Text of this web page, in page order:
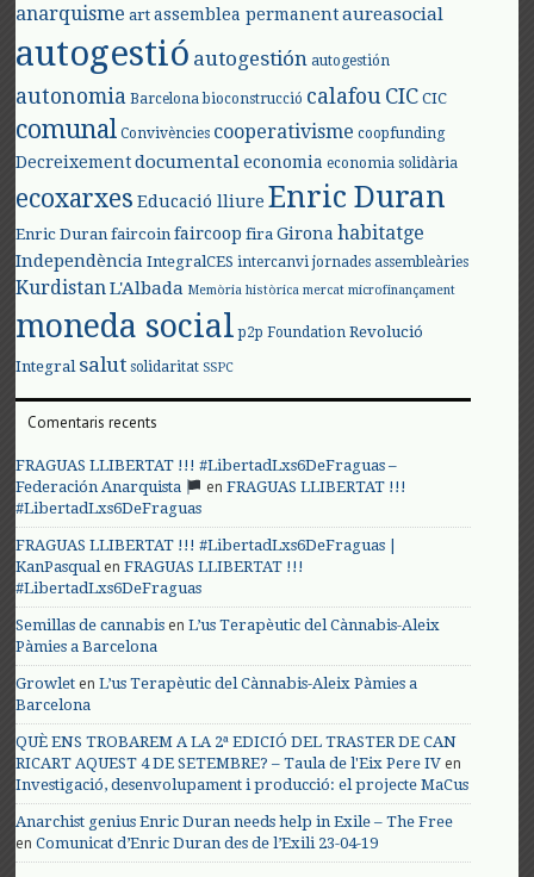
anarquisme art assemblea permanent aureasocial
autogestió autogestión autogestión
autonomia Barcelona bioconstrucció calafouCIC CIC
comunal Convivències cooperativisme coopfunding
Decreixement documental economia economia solidària
ecoxarxes Educació lliure Enric Duran
Enric Duran faircoin faircoop fira Girona habitatge
Independència IntegralCES intercanvi jornades assembleàries
KurdistanL'Albada Memòria històrica mercat microfinançament
moneda social p2p Foundation Revolució
Integral salut solidaritat SSPC
Comentaris recents
FRAGUAS LLIBERTAT !!! #LibertadLxs6DeFraguas –
Federación Anarquista
enFRAGUAS LLIBERTAT !!!
#LibertadLxs6DeFraguas
FRAGUAS LLIBERTAT !!! #LibertadLxs6DeFraguas |
KanPasqualenFRAGUAS LLIBERTAT !!!
#LibertadLxs6DeFraguas
Semillas de cannabis enL’us Terapèutic del Cànnabis-Aleix
Pàmies a Barcelona
Growlet enL’us Terapèutic del Cànnabis-Aleix Pàmies a
Barcelona
QUÈ ENS TROBAREM A LA 2ª EDICIÓ DEL TRASTER DE CAN
RICART AQUEST 4 DE SETEMBRE? – Taula de l'Eix Pere IV en
Investigació, desenvolupament i producció: el projecte MaCus
Anarchist genius Enric Duran needs help in Exile – The Free
enComunicat d’Enric Duran des de l’Exili 23-04-19